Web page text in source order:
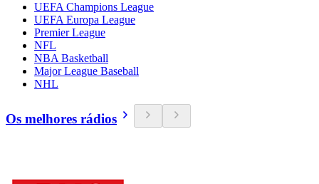
UEFA Champions League
UEFA Europa League
Premier League
NFL
NBA Basketball
Major League Baseball
NHL
Os melhores rádios